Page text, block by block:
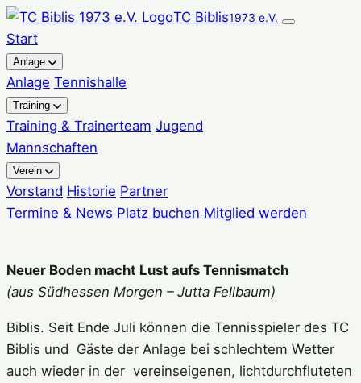
Zum
Inhalt
springen
TC Biblis1973 e.V.
Start
Anlage
Anlage Tennishalle
Training
Training & Trainerteam Jugend
Mannschaften
Verein
Vorstand Historie Partner
Termine & News Platz buchen Mitglied werden
Neuer Boden macht Lust aufs Tennismatch
(aus Südhessen Morgen – Jutta Fellbaum)
Biblis. Seit Ende Juli können die Tennisspieler des TC
Biblis und Gäste der Anlage bei schlechtem Wetter
auch wieder in der vereinseigenen, lichtdurchfluteten